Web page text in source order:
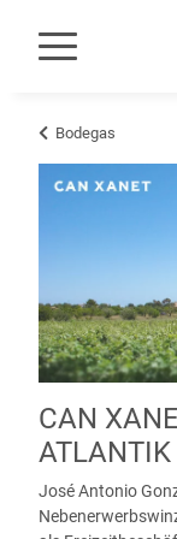
Bodegas
CAN
ATLANTIK
José Antonio